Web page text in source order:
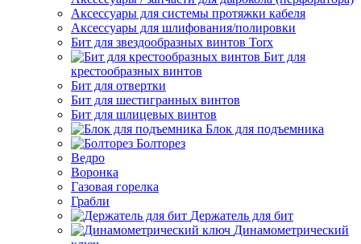
Аксессуары для системы протяжки кабеля
Аксессуары для шлифования/полировки
Бит для звездообразных винтов Torx
Бит для
крестообразных винтов
Бит для отвертки
Бит для шестигранных винтов
Бит для шлицевых винтов
Блок для подъемника
Болторез
Ведро
Воронка
Газовая горелка
Грабли
Держатель для бит
Динамометрический